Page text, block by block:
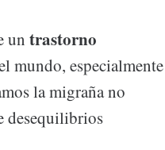
un trastorno
mundo, especialmente
la migraña no
desequilibrios